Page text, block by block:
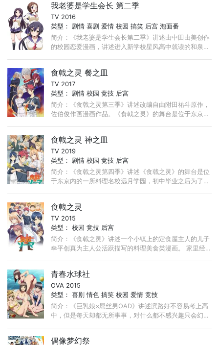
我老婆是学生会长 第二季
TV 2016
类型： 剧情 喜剧 爱情 校园 搞笑 后宫 泡面番
简介：《我老婆是学生会长第二季》讲述由中田由美创作
的校园恋爱漫画，讲述进入新学校星风高中就读的和泉隼
食戟之灵 餐之皿
TV 2017
类型： 剧情 校园 竞技 后宫
简介：《食戟之灵第三季》讲述改编自由附田祐斗原作，
佐伯俊作画漫画作品。《食戟之灵》的舞台是位于东京内
食戟之灵 神之皿
TV 2019
类型： 剧情 校园 竞技 后宫
简介：《食戟之灵第四季》讲述《食戟之灵》的舞台是位
于东京内的一所料理名校远月学园，初中毕业之后为了作
食戟之灵
TV 2015
类型：校园 竞技 后宫
简介：《食戟之灵》讲述一个小镇上的定食屋主人的儿子
幸平创真为主人公活跃描写的料理美食类漫画。 家里经
青春水球社
OVA 2015
类型：喜剧 情色 搞笑 校园 爱情 竞技
简介：《巨乳娘×屌丝男OAD》讲述滨路好不容易考上高
中，但是每天却都无所事事，对什么都不感兴趣只会幻想
偶像梦幻祭